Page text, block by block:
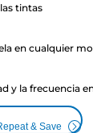
tintas
en cualquier
y la frecuencia
& Save